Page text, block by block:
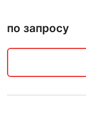
по запросу